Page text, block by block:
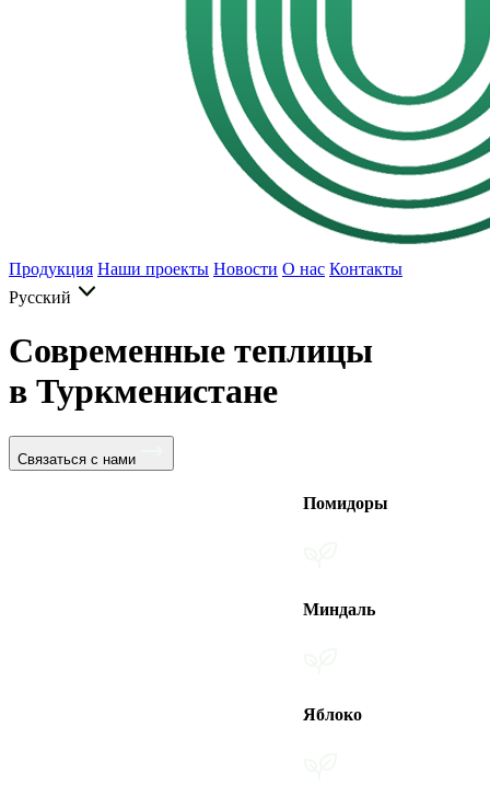
Продукция Наши проекты Новости О нас Контакты
Русский
Современные теплицы
в Туркменистане
Связаться с нами
Помидоры
Миндаль